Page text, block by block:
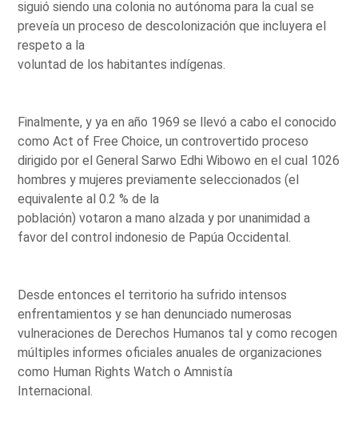
siguió siendo una colonia no autónoma para la cual se
preveía un proceso de descolonización que incluyera el
respeto a la
voluntad de los habitantes indígenas.
Finalmente, y ya en año 1969 se llevó a cabo el conocido
como Act of Free Choice, un controvertido proceso
dirigido por el General Sarwo Edhi Wibowo en el cual 1026
hombres y mujeres previamente seleccionados (el
equivalente al 0.2 % de la
población) votaron a mano alzada y por unanimidad a
favor del control indonesio de Papúa Occidental.
Desde entonces el territorio ha sufrido intensos
enfrentamientos y se han denunciado numerosas
vulneraciones de Derechos Humanos tal y como recogen
múltiples informes oficiales anuales de organizaciones
como Human Rights Watch o Amnistía
Internacional.